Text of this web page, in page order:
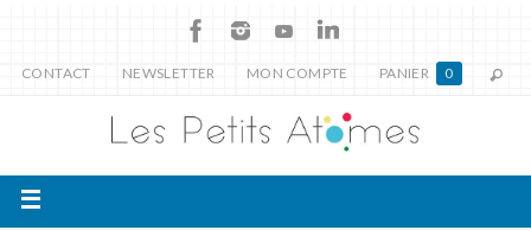
CONTACT NEWSLETTER MON COMPTE PANIER 0